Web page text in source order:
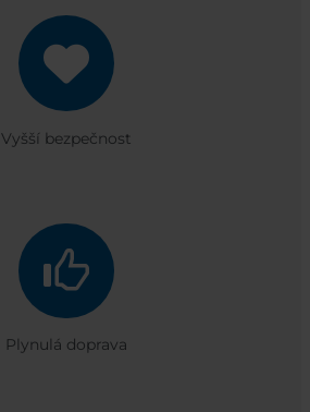
Vyšší bezpečnost
Plynulá doprava